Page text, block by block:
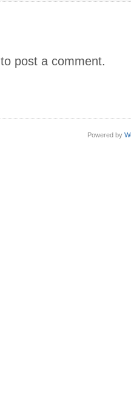
to post a comment.
Powered by